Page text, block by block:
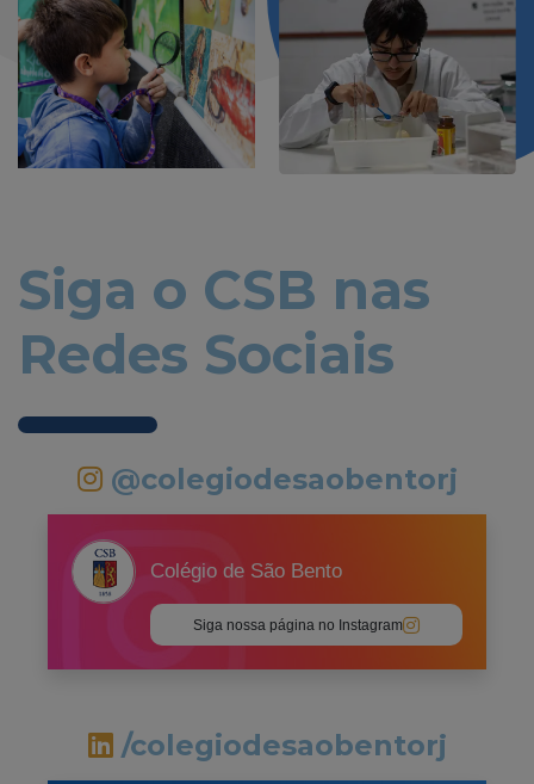
Siga o CSB nas
Redes Sociais
@colegiodesaobentorj
Colégio de São Bento
Siga nossa página no Instagram
/colegiodesaobentorj